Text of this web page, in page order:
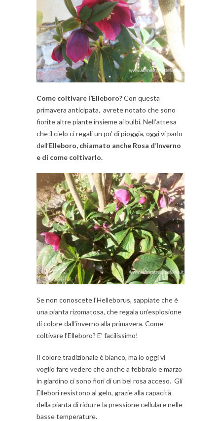
Come coltivare l’Elleboro?Con questa
primavera anticipata, avrete notato che sono
fiorite altre piante insieme ai bulbi. Nell’attesa
che il cielo ci regali un po’ di pioggia, oggi vi parlo
dell’Elleboro, chiamato anche Rosa d’Inverno
e di come coltivarlo.
Se non conoscete l’Helleborus, sappiate che è
una pianta rizomatosa, che regala un’esplosione
di colore dall’inverno alla primavera. Come
coltivare l’Elleboro? E’ facilissimo!
Il colore tradizionale è bianco, ma io oggi vi
voglio fare vedere che anche a febbraio e marzo
in giardino ci sono fiori di un bel rosa acceso. Gli
Ellebori resistono al gelo, grazie alla capacità
della pianta di ridurre la pressione cellulare nelle
basse temperature.